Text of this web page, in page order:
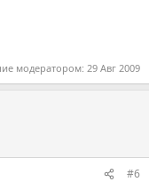
модератором: 29 Авг 2009
#6